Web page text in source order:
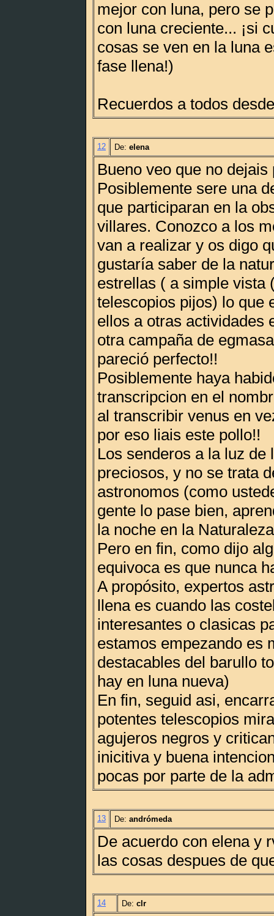
mejor con luna, pero se
con luna creciente... ¡si
cosas se ven en la luna
fase llena!)
Recuerdos a todos
12 De: elena
Bueno veo que no dejais
Posiblemente sere una
que participaran en la
villares. Conozco a los
van a realizar y os digo
gustaría saber de la
estrellas ( a simple vista
telescopios pijos) lo que
ellos a otras actividades
otra campaña de
pareció perfecto!!
Posiblemente haya
transcripcion en el
al transcribir venus en
por eso liais este pollo!!
Los senderos a la luz de
preciosos, y no se trata
astronomos (como
gente lo pase bien,
la noche en la
Pero en fin, como dijo
equivoca es que nunca
A propósito, expertos
llena es cuando las
interesantes o clasicas
estamos empezando es
destacables del barullo
hay en luna nueva)
En fin, seguid asi,
potentes telescopios
agujeros negros y
inicitiva y buena
pocas por parte de la
13 De: andrómeda
De acuerdo con elena y
las cosas despues de
14 De: clr